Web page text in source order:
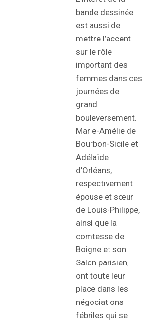
bande dessinée
est aussi de
mettre l’accent
sur le rôle
important des
femmes dans ces
journées de
grand
bouleversement.
Marie-Amélie de
Bourbon-Sicile et
Adélaïde
d’Orléans,
respectivement
épouse et sœur
de Louis-Philippe,
ainsi que la
comtesse de
Boigne et son
Salon parisien,
ont toute leur
place dans les
négociations
fébriles qui se